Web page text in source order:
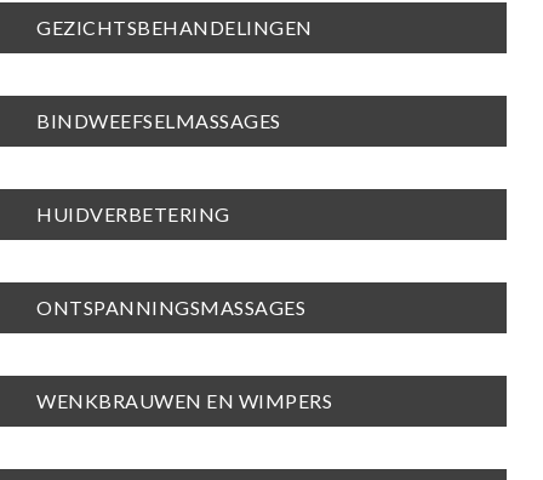
GEZICHTSBEHANDELINGEN
BINDWEEFSELMASSAGES
HUIDVERBETERING
ONTSPANNINGSMASSAGES
WENKBRAUWEN EN WIMPERS